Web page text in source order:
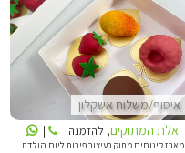
איסוף/משלוח אשקלון
אלת המתוקים
אלת המתוקים, להזמנה: |
מארז קינוחים מתוק בעיצוב פירות ליום הולדת